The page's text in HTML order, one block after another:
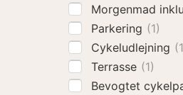
Morgenmad
Parkering (1)
Cykeludlejning
Terrasse (1)
Bevogtet